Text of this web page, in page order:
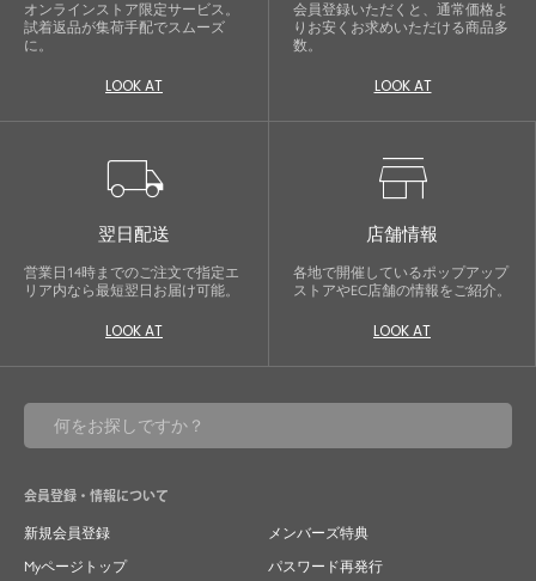
オンラインストア限定サービス。
試着返品が集荷手配でスムーズ
に。
LOOK AT
会員登録いただくと、通常価格よ
りお安くお求めいただける商品多
数。
LOOK AT
local_shipping
翌日配送
営業日14時までのご注文で指定エ
リア内なら最短翌日お届け可能。
LOOK AT
store
店舗情報
各地で開催しているポップアップ
ストアやEC店舗の情報をご紹介。
LOOK AT
会員登録・情報について
新規会員登録
メンバーズ特典
Myページトップ
パスワード再発行